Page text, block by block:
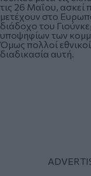
τις 26 Μαΐου, ασκεί
μετέχουν στο
διάδοχο του
υποψηφίων των
Όμως πολλοί
διαδικασία αυτή.